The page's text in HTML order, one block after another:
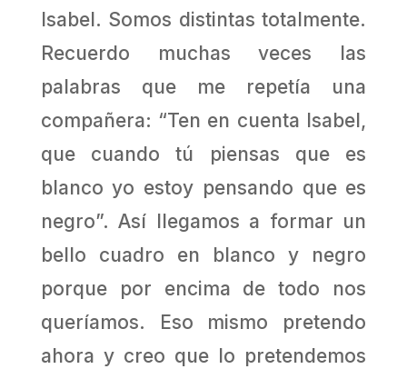
Isabel. Somos distintas totalmente.
Recuerdo muchas veces las
palabras que me repetía una
compañera: “Ten en cuenta Isabel,
que cuando tú piensas que es
blanco yo estoy pensando que es
negro”. Así llegamos a formar un
bello cuadro en blanco y negro
porque por encima de todo nos
queríamos. Eso mismo pretendo
ahora y creo que lo pretendemos